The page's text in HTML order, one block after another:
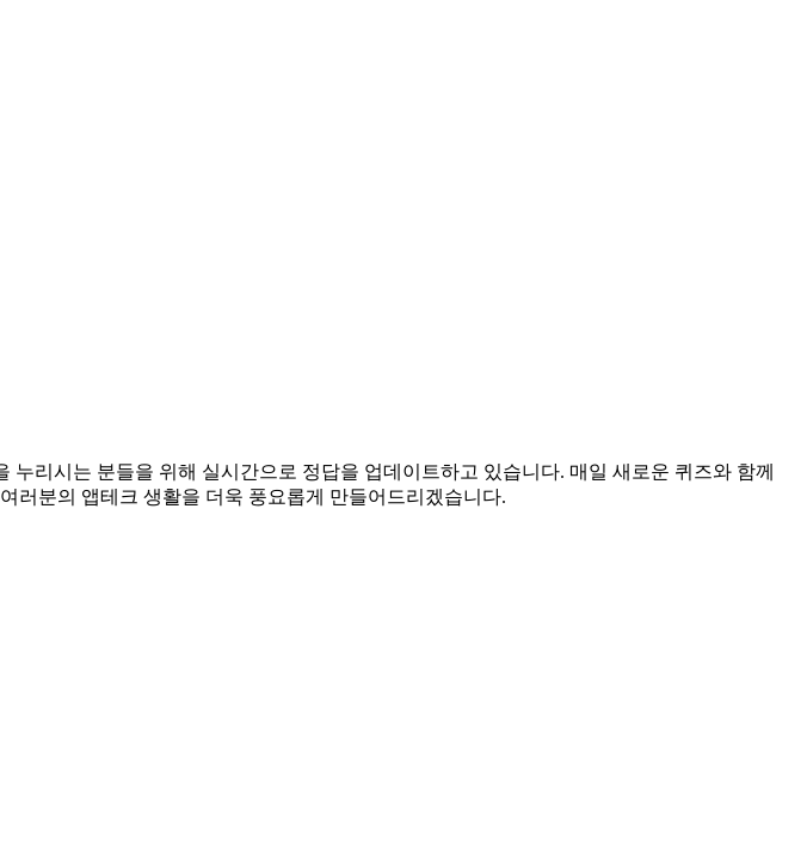
리시는 분들을 위해 실시간으로 정답을 업데이트하고 있습니다. 매일 새로운 퀴즈와 함께
러분의 앱테크 생활을 더욱 풍요롭게 만들어드리겠습니다.